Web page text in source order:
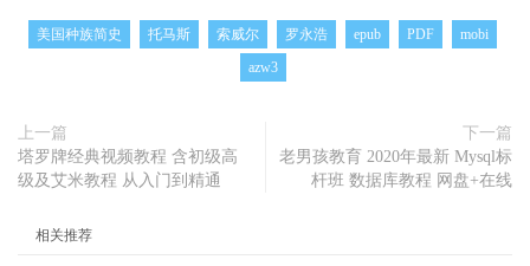
美国种族简史 托马斯 索威尔 罗永浩 epub PDF
mobi
azw3
上一篇
塔罗牌经典视频教程 含初级高
级及艾米教程 从入门到精通
下一篇
老男孩教育 2020年最新 Mysql标
杆班 数据库教程 网盘+在线
相关推荐